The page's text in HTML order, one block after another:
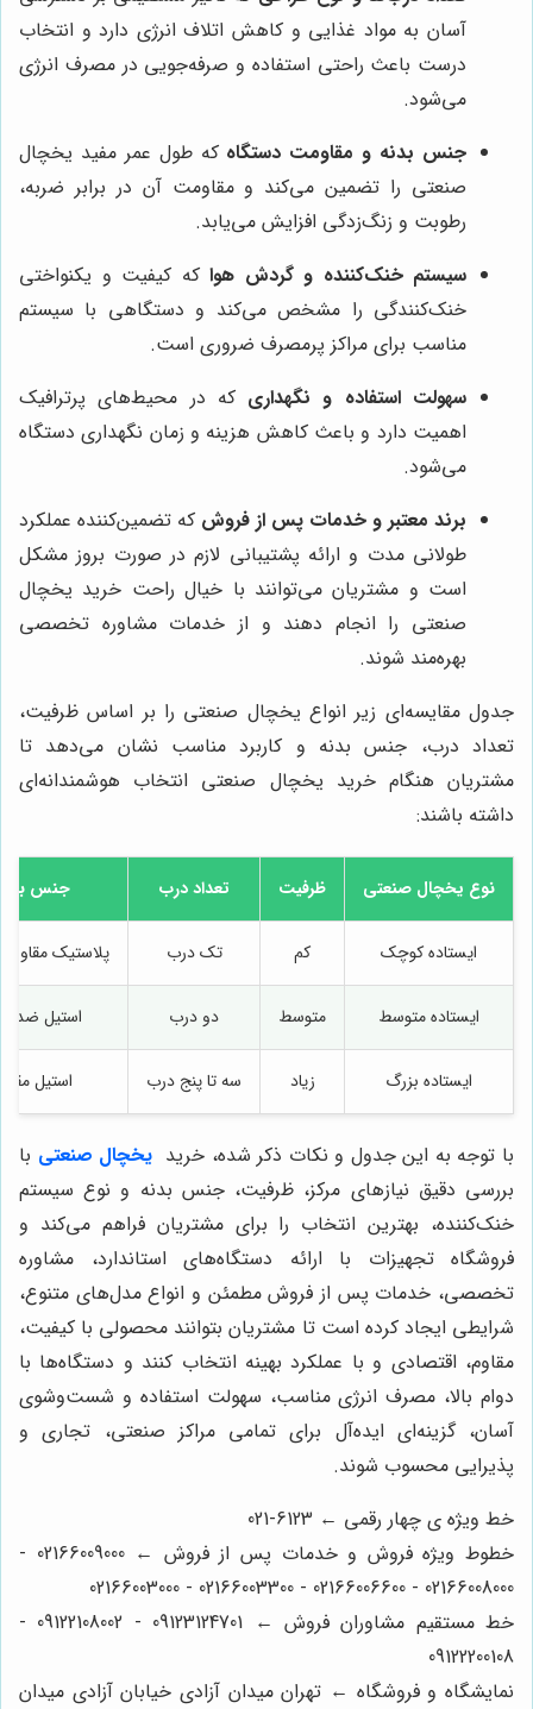
آسان به مواد غذایی و کاهش اتلاف انرژی دارد و انتخاب
درست باعث راحتی استفاده و صرفه‌جویی در مصرف انرژی
می‌شود.
جنس بدنه و مقاومت دستگاه که طول عمر مفید یخچال
صنعتی را تضمین می‌کند و مقاومت آن در برابر ضربه،
رطوبت و زنگ‌زدگی افزایش می‌یابد.
سیستم خنک‌کننده و گردش هوا که کیفیت و یکنواختی
خنک‌کنندگی را مشخص می‌کند و دستگاهی با سیستم
مناسب برای مراکز پرمصرف ضروری است.
سهولت استفاده و نگهداری که در محیط‌های پرترافیک
اهمیت دارد و باعث کاهش هزینه و زمان نگهداری دستگاه
می‌شود.
برند معتبر و خدمات پس از فروش که تضمین‌کننده عملکرد
طولانی مدت و ارائه پشتیبانی لازم در صورت بروز مشکل
است و مشتریان می‌توانند با خیال راحت خرید یخچال
صنعتی را انجام دهند و از خدمات مشاوره تخصصی
بهره‌مند شوند.
جدول مقایسه‌ای زیر انواع یخچال صنعتی را بر اساس ظرفیت،
تعداد درب، جنس بدنه و کاربرد مناسب نشان می‌دهد تا
مشتریان هنگام خرید یخچال صنعتی انتخاب هوشمندانه‌ای
داشته باشند:
نوع یخچال صنعتی ظرفیت تعداد درب جنس
ایستاده کوچک کم تک درب پلاستیک مقاوم
ایستاده متوسط متوسط دو درب استیل ضد
ایستاده بزرگ زیاد سه تا پنج درب استیل
با توجه به این جدول و نکات ذکر شده، خرید یخچال صنعتی با
بررسی دقیق نیازهای مرکز، ظرفیت، جنس بدنه و نوع سیستم
خنک‌کننده، بهترین انتخاب را برای مشتریان فراهم می‌کند و
فروشگاه تجهیزات با ارائه دستگاه‌های استاندارد، مشاوره
تخصصی، خدمات پس از فروش مطمئن و انواع مدل‌های متنوع،
شرایطی ایجاد کرده است تا مشتریان بتوانند محصولی با کیفیت،
مقاوم، اقتصادی و با عملکرد بهینه انتخاب کنند و دستگاه‌ها با
دوام بالا، مصرف انرژی مناسب، سهولت استفاده و شست‌وشوی
آسان، گزینه‌ای ایده‌آل برای تمامی مراکز صنعتی، تجاری و
پذیرایی محسوب شوند.
خط ویژه ی چهار رقمی ← 6123-021
خطوط ویژه فروش و خدمات پس از فروش ← 02166009000 -
02166008000 - 02166006600 - 02166003300 - 02166003000
خط مستقیم مشاوران فروش ← 09123124701 - 09122108002 -
09122200108
نمایشگاه و فروشگاه ← تهران میدان آزادی خیابان آزادی میدان